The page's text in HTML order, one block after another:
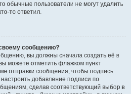
обычные пользователи не могут удалить
то ответил.
сообщению?
вы должны сначала создать её в
можете отметить флажком пункт
отправки сообщения, чтобы подпись
добавление подписи по
сделав соответствующий выбор в